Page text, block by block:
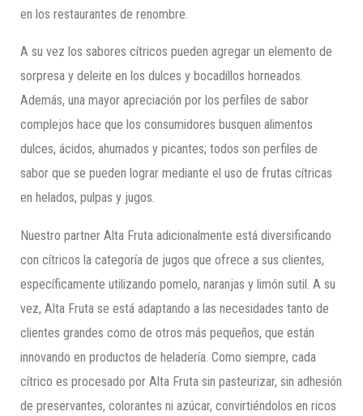
en los restaurantes de renombre.
A su vez los sabores cítricos pueden agregar un elemento de
sorpresa y deleite en los dulces y bocadillos horneados.
Además, una mayor apreciación por los perfiles de sabor
complejos hace que los consumidores busquen alimentos
dulces, ácidos, ahumados y picantes; todos son perfiles de
sabor que se pueden lograr mediante el uso de frutas cítricas
en helados, pulpas y jugos.
Nuestro partner Alta Fruta adicionalmente está diversificando
con cítricos la categoría de jugos que ofrece a sus clientes,
específicamente utilizando pomelo, naranjas y limón sutil. A su
vez, Alta Fruta se está adaptando a las necesidades tanto de
clientes grandes como de otros más pequeños, que están
innovando en productos de heladería. Como siempre, cada
cítrico es procesado por Alta Fruta sin pasteurizar, sin adhesión
de preservantes, colorantes ni azúcar, convirtiéndolos en ricos